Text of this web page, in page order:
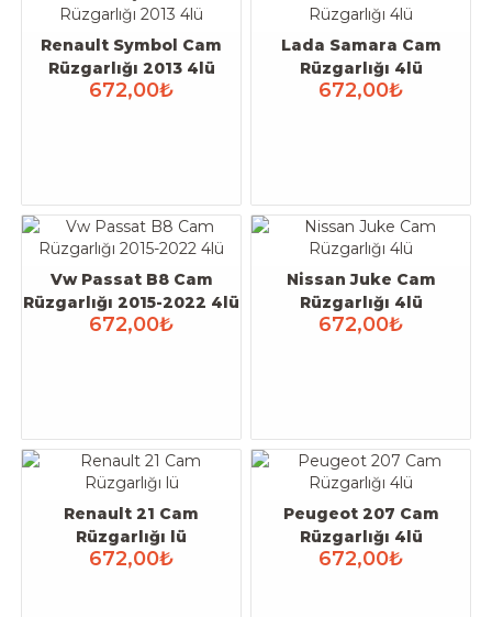
Renault Symbol Cam
Rüzgarlığı 2013 4lü
672,00₺
Lada Samara Cam
Rüzgarlığı 4lü
672,00₺
Vw Passat B8 Cam
Rüzgarlığı 2015-2022 4lü
672,00₺
Nissan Juke Cam
Rüzgarlığı 4lü
672,00₺
Renault 21 Cam
Rüzgarlığı lü
672,00₺
Peugeot 207 Cam
Rüzgarlığı 4lü
672,00₺